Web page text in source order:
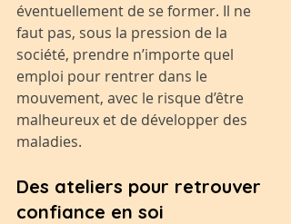
éventuellement de se former. Il ne
faut pas, sous la pression de la
société, prendre n’importe quel
emploi pour rentrer dans le
mouvement, avec le risque d’être
malheureux et de développer des
maladies.
Des ateliers pour retrouver
confiance en soi